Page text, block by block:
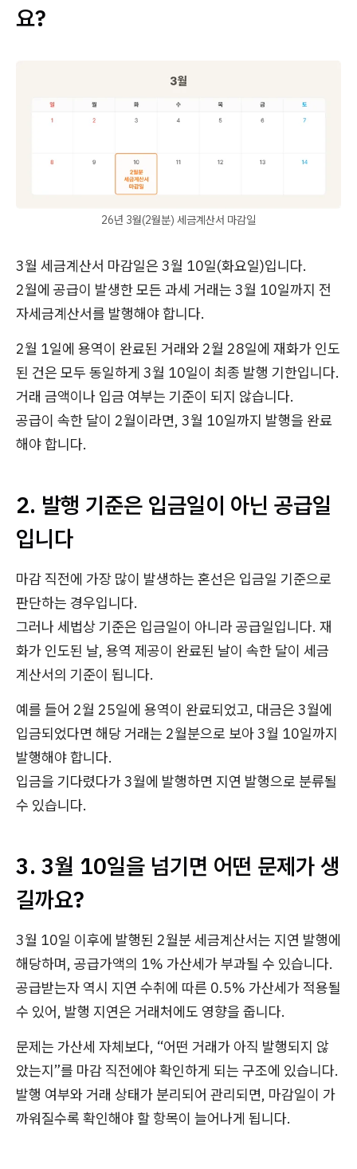
요?
26년 3월(2월분) 세금계산서 마감일
3월 세금계산서 마감일은 3월 10일(화요일)입니다.
2월에 공급이 발생한 모든 과세 거래는 3월 10일까지 전
자세금계산서를 발행해야 합니다.
2월 1일에 용역이 완료된 거래와 2월 28일에 재화가 인도
된 건은 모두 동일하게 3월 10일이 최종 발행 기한입니다.
거래 금액이나 입금 여부는 기준이 되지 않습니다.
공급이 속한 달이 2월이라면, 3월 10일까지 발행을 완료
해야 합니다.
2. 발행 기준은 입금일이 아닌 공급일
입니다
마감 직전에 가장 많이 발생하는 혼선은 입금일 기준으로
판단하는 경우입니다.
그러나 세법상 기준은 입금일이 아니라 공급일입니다. 재
화가 인도된 날, 용역 제공이 완료된 날이 속한 달이 세금
계산서의 기준이 됩니다.
예를 들어 2월 25일에 용역이 완료되었고, 대금은 3월에
입금되었다면 해당 거래는 2월분으로 보아 3월 10일까지
발행해야 합니다.
입금을 기다렸다가 3월에 발행하면 지연 발행으로 분류될
수 있습니다.
3. 3월 10일을 넘기면 어떤 문제가 생
길까요?
3월 10일 이후에 발행된 2월분 세금계산서는 지연 발행에
해당하며, 공급가액의 1% 가산세가 부과될 수 있습니다.
공급받는자 역시 지연 수취에 따른 0.5% 가산세가 적용될
수 있어, 발행 지연은 거래처에도 영향을 줍니다.
문제는 가산세 자체보다, “어떤 거래가 아직 발행되지 않
았는지”를 마감 직전에야 확인하게 되는 구조에 있습니다.
발행 여부와 거래 상태가 분리되어 관리되면, 마감일이 가
까워질수록 확인해야 할 항목이 늘어나게 됩니다.